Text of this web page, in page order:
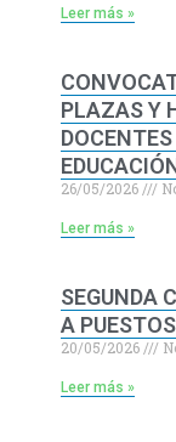
Leer más »
PLAZAS Y
26/05/2026
Leer más »
SEGUNDA
A
20/05/2026
Leer más »